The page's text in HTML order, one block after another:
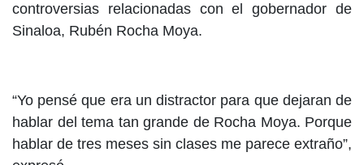
controversias relacionadas con el gobernador de
Sinaloa, Rubén Rocha Moya.
“Yo pensé que era un distractor para que dejaran de
hablar del tema tan grande de Rocha Moya. Porque
hablar de tres meses sin clases me parece extraño”,